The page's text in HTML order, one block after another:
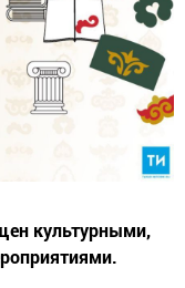
культурными,